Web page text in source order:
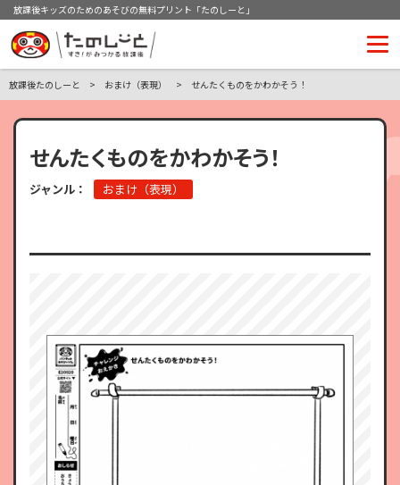
放課後キッズのためのあそびの無料プリント「たのしーと」
放課後たのしーと おまけ（表現） せんたくものをかわかそう！
せんたくものをかわかそう！
ジャンル： おまけ（表現）